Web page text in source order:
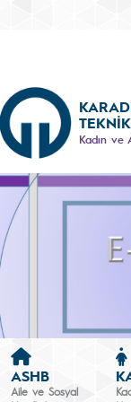
Kadın ve
ASHB
Aile ve Sosyal